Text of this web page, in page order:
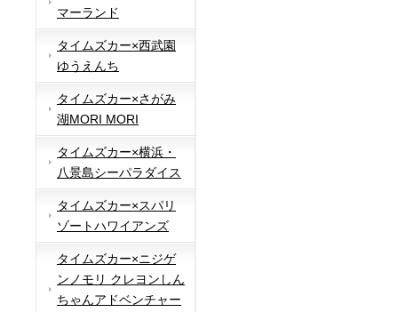
マーランド
タイムズカー×西武園
ゆうえんち
タイムズカー×さがみ
湖MORI MORI
タイムズカー×横浜・
八景島シーパラダイス
タイムズカー×スパリ
ゾートハワイアンズ
タイムズカー×ニジゲ
ンノモリ クレヨンしん
ちゃんアドベンチャー